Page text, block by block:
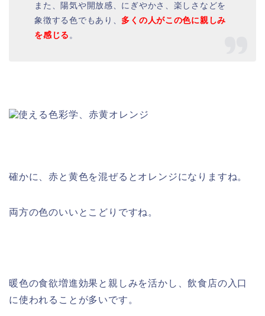
また、陽気や開放感、にぎやかさ、楽しさなどを
象徴する色でもあり、 多くの人がこの色に親しみ
を感じる 。
確かに、赤と黄色を混ぜるとオレンジになりますね。
両方の色のいいとこどりですね。
暖色の食欲増進効果と親しみを活かし、飲食店の入口
に使われることが多いです。